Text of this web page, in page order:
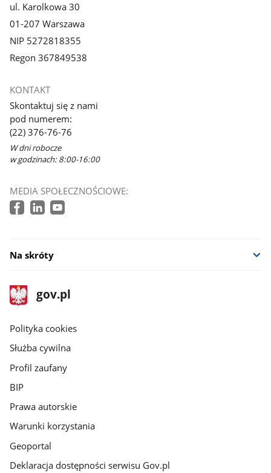
ul. Karolkowa 30
01-207 Warszawa
NIP 5272818355
Regon 367849538
KONTAKT
Skontaktuj się z nami
pod numerem:
(22) 376-76-76
W dni robocze
w godzinach: 8:00-16:00
MEDIA SPOŁECZNOŚCIOWE:
Na skróty
stopka
gov.pl
Strona
gov.pl
gov.pl
Polityka cookies
Służba cywilna
Profil zaufany
BIP
Prawa autorskie
Warunki korzystania
Geoportal
Deklaracja dostępności serwisu Gov.pl